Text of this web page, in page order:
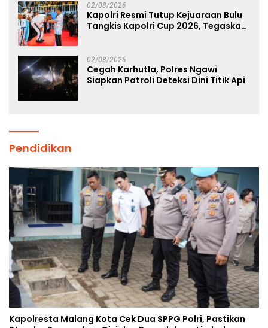
02/08/2026
Kapolri Resmi Tutup Kejuaraan Bulu
Tangkis Kapolri Cup 2026, Tegaskan
02/08/2026
Cegah Karhutla, Polres Ngawi
Siapkan Patroli Deteksi Dini Titik Api
Pendidikan
Kapolresta Malang Kota Cek Dua SPPG Polri, Pastikan